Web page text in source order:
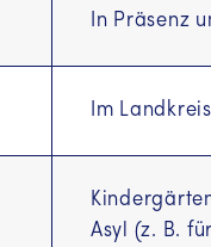
In Präsenz
Im
Asyl (z. B.